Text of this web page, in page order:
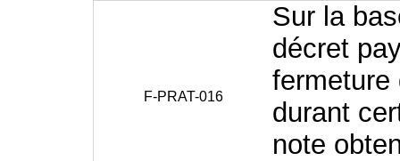
F-PRAT-016
Sur la
décret
fermeture
durant
note